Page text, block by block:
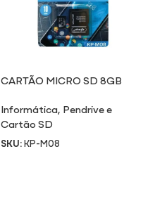
CARTÃO MICRO SD 8GB
Informática, Pendrive e
Cartão SD
SKU:KP-M08